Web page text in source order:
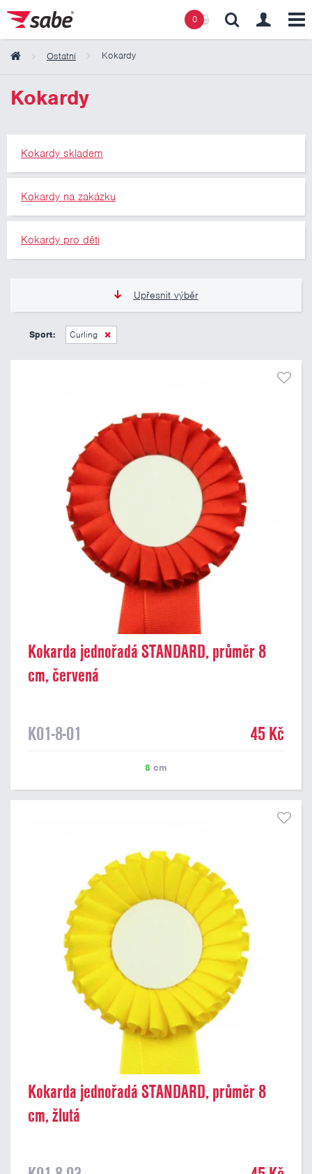
0
Ostatní Kokardy
Kokardy
Kokardy skladem
Kokardy na zakázku
Kokardy pro děti
Upřesnit výběr
45 Kč
Sport: Curling
Kokarda jednořadá STANDARD, průměr 8
cm, červená
K01-8-01 45 Kč
8 cm
Kokarda jednořadá STANDARD, průměr 8
cm, žlutá
Obsah košíku